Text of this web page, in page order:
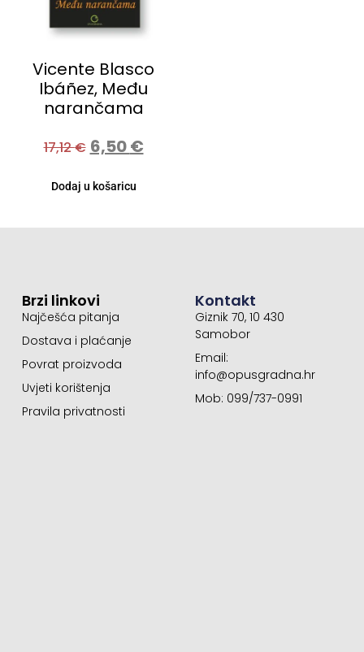
Vicente Blasco
Ibáñez, Među
narančama
17,12€ 6,50€
Dodaj u košaricu
Brzi linkovi
Najčešća pitanja
Dostava i plaćanje
Povrat proizvoda
Uvjeti korištenja
Pravila privatnosti
Kontakt
Giznik 70, 10 430
Samobor
Email:
info@opusgradna.hr
Mob: 099/737-0991